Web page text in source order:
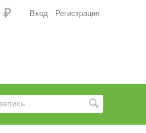
Вход Регистрация
₽